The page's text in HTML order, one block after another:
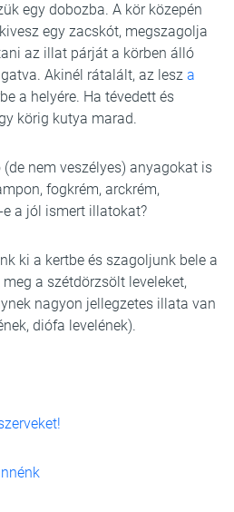
egy dobozba. A kör közepén
egy zacskót, megszagolja
az illat párját a körben álló
Akinél rátalált, az lesz a
a helyére. Ha tévedett és
körig kutya marad.
nem veszélyes) anyagokat is
fogkrém, arckrém,
a jól ismert illatokat?
ki a kertbe és szagoljunk bele a
a szétdörzsölt leveleket,
nagyon jellegzetes illata van
diófa levelének).